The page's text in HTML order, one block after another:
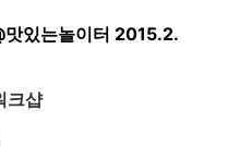
맛있는놀이터 2015.2.
크샵